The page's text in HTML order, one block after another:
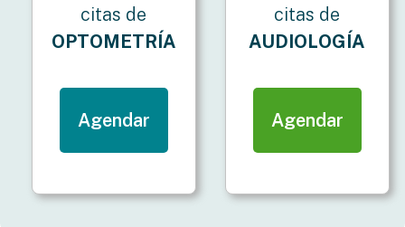
citas de
OPTOMETRÍA
Agendar
citas de
AUDIOLOGÍA
Agendar